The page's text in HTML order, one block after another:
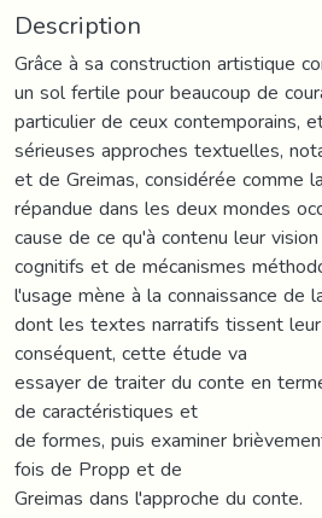
Description
Grâce à sa construction artistique
un sol fertile pour beaucoup de
particulier de ceux contemporains,
sérieuses approches textuelles,
et de Greimas, considérée comme
répandue dans les deux mondes
cause de ce qu'à contenu leur
cognitifs et de mécanismes
l'usage mène à la connaissance de
dont les textes narratifs tissent
conséquent, cette étude va
essayer de traiter du conte en
de caractéristiques et
de formes, puis examiner
fois de Propp et de
Greimas dans l'approche du conte.